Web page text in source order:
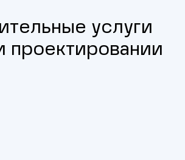
услуги
проектировании